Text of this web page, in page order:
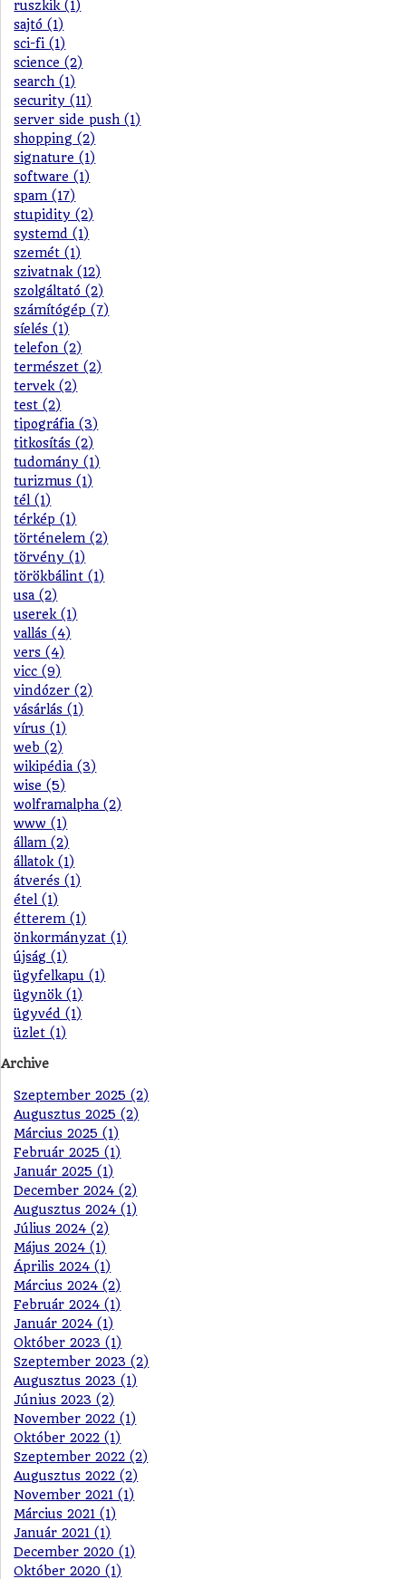
ruszkik (1)
sajtó (1)
sci-fi (1)
science (2)
search (1)
security (11)
server side push (1)
shopping (2)
signature (1)
software (1)
spam (17)
stupidity (2)
systemd (1)
szemét (1)
szivatnak (12)
szolgáltató (2)
számítógép (7)
síelés (1)
telefon (2)
természet (2)
tervek (2)
test (2)
tipográfia (3)
titkosítás (2)
tudomány (1)
turizmus (1)
tél (1)
térkép (1)
történelem (2)
törvény (1)
törökbálint (1)
usa (2)
userek (1)
vallás (4)
vers (4)
vicc (9)
vindózer (2)
vásárlás (1)
vírus (1)
web (2)
wikipédia (3)
wise (5)
wolframalpha (2)
www (1)
állam (2)
állatok (1)
átverés (1)
étel (1)
étterem (1)
önkormányzat (1)
újság (1)
ügyfelkapu (1)
ügynök (1)
ügyvéd (1)
üzlet (1)
Archive
Szeptember 2025 (2)
Augusztus 2025 (2)
Március 2025 (1)
Február 2025 (1)
Január 2025 (1)
December 2024 (2)
Augusztus 2024 (1)
Július 2024 (2)
Május 2024 (1)
Április 2024 (1)
Március 2024 (2)
Február 2024 (1)
Január 2024 (1)
Október 2023 (1)
Szeptember 2023 (2)
Augusztus 2023 (1)
Június 2023 (2)
November 2022 (1)
Október 2022 (1)
Szeptember 2022 (2)
Augusztus 2022 (2)
November 2021 (1)
Március 2021 (1)
Január 2021 (1)
December 2020 (1)
Október 2020 (1)